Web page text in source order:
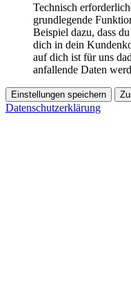
Technisch
grundlegende
Beispiel dazu, dass
dich in dein
auf dich ist für uns
anfallende Daten
Einstellungen speichern
Datenschutzerklärung